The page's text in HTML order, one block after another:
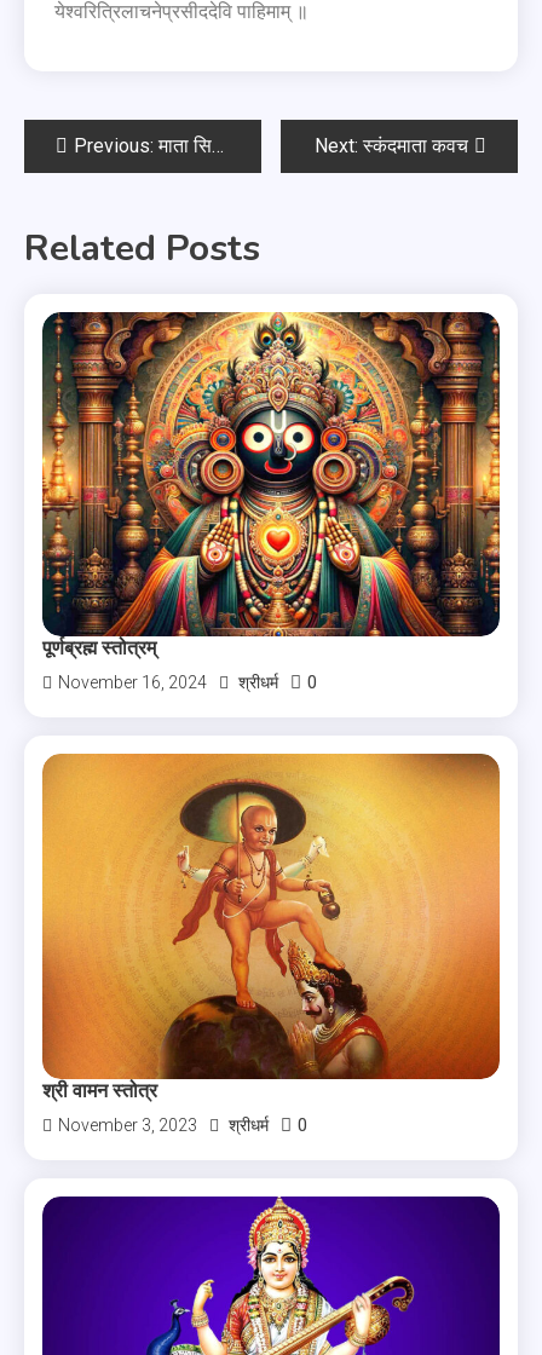
येश्वरित्रिलाचनेप्रसीददेवि पाहिमाम् ॥
Previous: माता सिद्धिदात्री कवच Next: स्कंदमाता कवच
Related Posts
पूर्णब्रह्म स्तोत्रम्
November 16, 2024 श्रीधर्म 0
श्री वामन स्तोत्र
November 3, 2023 श्रीधर्म 0